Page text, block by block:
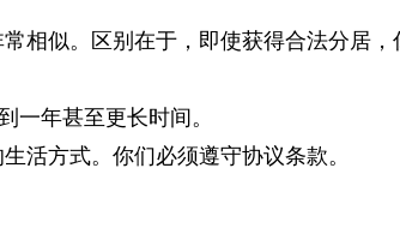
相似。区别在于，即使获得合法分居，
一年甚至更长时间。
活方式。你们必须遵守协议条款。